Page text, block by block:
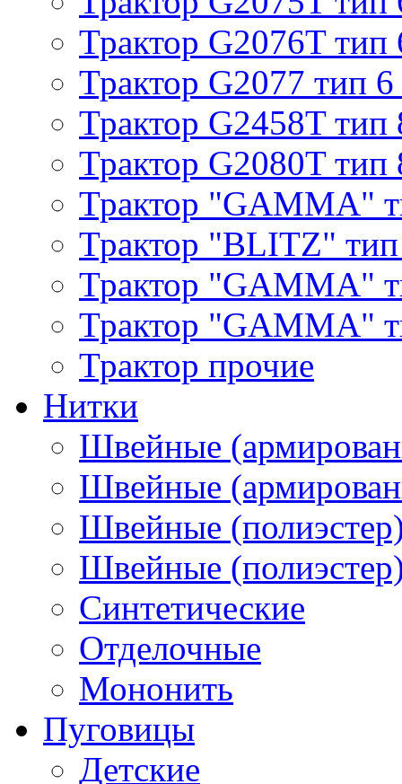
Трактор G2076T тип
Трактор G2077 тип 6
Трактор G2458T тип
Трактор G2080T тип
Трактор "GAMMA"
Трактор "BLITZ"
Трактор "GAMMA"
Трактор "GAMMA"
Трактор прочие
Нитки
Швейные
Швейные
Швейные
Швейные
Синтетические
Отделочные
Мононить
Пуговицы
Детские